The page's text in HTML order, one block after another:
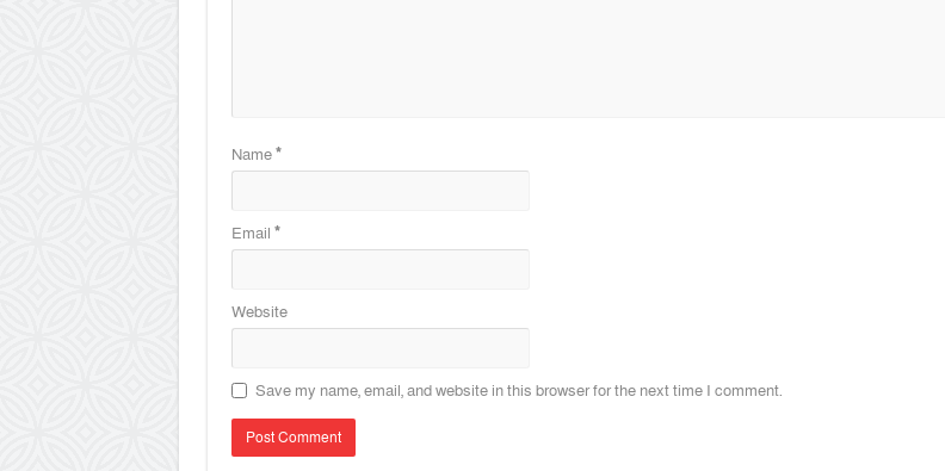
Name*
Email *
Website
Save my name, email, and website in this browser for the next time I comment.